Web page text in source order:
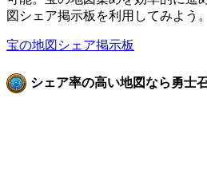
図シェア掲示板を利用してみよう。
宝の地図シェア掲示板
シェア率の高い地図なら勇士